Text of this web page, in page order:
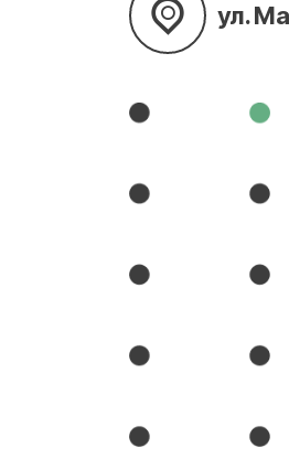
ул.